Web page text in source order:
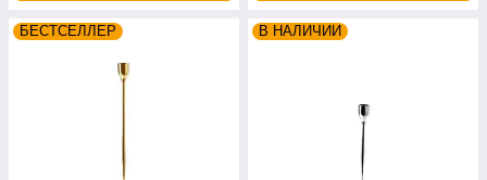
БЕСТСЕЛЛЕР В НАЛИЧИИ